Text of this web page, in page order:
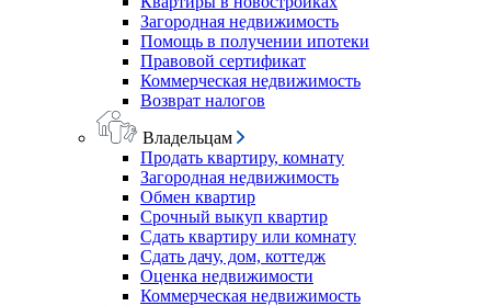
Загородная недвижимость
Помощь в получении ипотеки
Правовой сертификат
Коммерческая недвижимость
Возврат налогов
Владельцам
Продать квартиру, комнату
Загородная недвижимость
Обмен квартир
Срочный выкуп квартир
Сдать квартиру или комнату
Сдать дачу, дом, коттедж
Оценка недвижимости
Коммерческая недвижимость